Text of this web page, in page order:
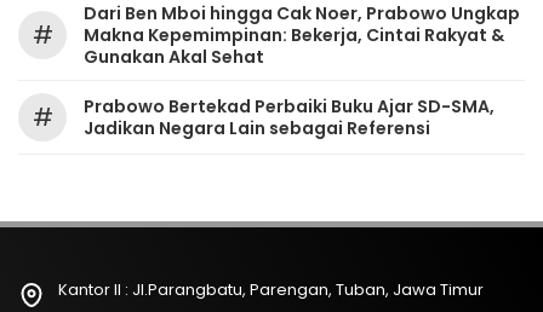
#
Dari Ben Mboi hingga Cak Noer, Prabowo Ungkap
Makna Kepemimpinan: Bekerja, Cintai Rakyat &
Gunakan Akal Sehat
#
Prabowo Bertekad Perbaiki Buku Ajar SD-SMA,
Jadikan Negara Lain sebagai Referensi
Kantor II : Jl.Parangbatu, Parengan, Tuban, Jawa Timur